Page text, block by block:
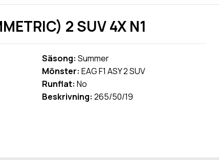
2 SUV 4X N1
Säsong: Summer
Mönster: EAG F1 ASY 2 SUV
Runflat: No
Beskrivning: 265/50/19